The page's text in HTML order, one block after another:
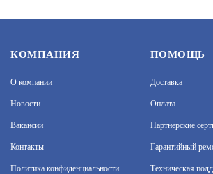
DS-T200L (6 MM)
БЮДЖЕТНАЯ ВИДЕОКАМЕРА
КОМПАНИЯ
О компании
Новости
Вакансии
Контакты
Политика конфиденциальности
ПОМОЩЬ
Доставка
Оплата
Партнерские
Гарантийный
Техническая